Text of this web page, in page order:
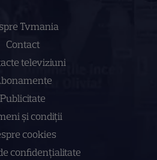
Tvmania
Contact
televiziuni
Publicitate
și condiții
cookies
confidenţialitate